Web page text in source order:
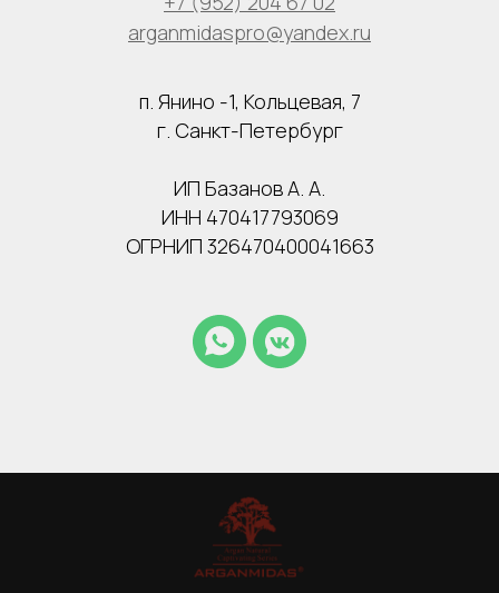
arganmidaspro@yandex.ru
п. Янино -1, Кольцевая, 7
г. Санкт-Петербург
ИП Базанов А. А.
ИНН 470417793069
ОГРНИП 326470400041663